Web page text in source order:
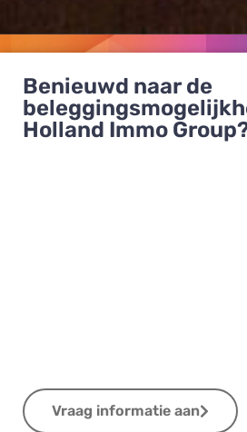
Benieuwd naar de
Holland Immo
Vraag informatie aan